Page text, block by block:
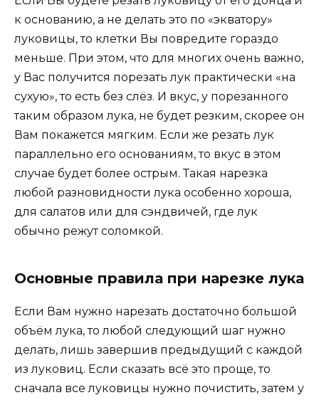
к основанию, а не делать это по «экватору»
луковицы, то клетки Вы повредите гораздо
меньше. При этом, что для многих очень важно,
у Вас получится порезать лук практически «на
сухую», то есть без слёз. И вкус, у порезанного
таким образом лука, не будет резким, скорее он
Вам покажется мягким. Если же резать лук
параллельно его основаниям, то вкус в этом
случае будет более острым. Такая нарезка
любой разновидности лука особенно хороша,
для салатов или для сэндвичей, где лук
обычно режут соломкой.
Основные правила при нарезке лука
Если Вам нужно нарезать достаточно большой
объём лука, то любой следующий шаг нужно
делать, лишь завершив предыдущий с каждой
из луковиц. Если сказать всё это проще, то
сначала все луковицы нужно почистить, затем у